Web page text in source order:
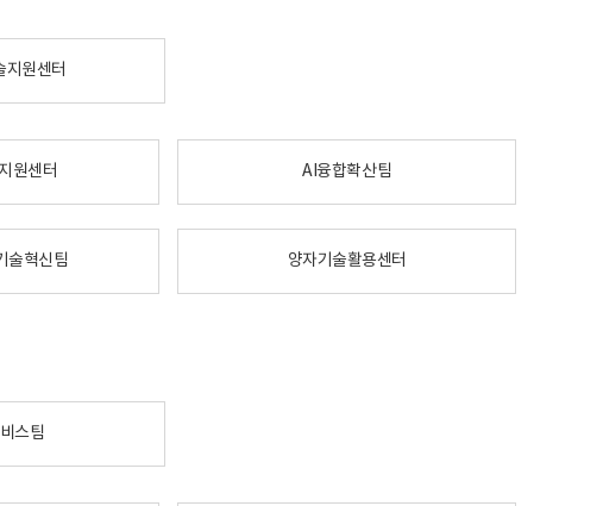
지원센터
원센터 AI융합확산팀
술혁신팀 양자기술활용센터
스팀